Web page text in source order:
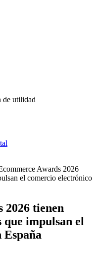
de utilidad
Awards 2026
el comercio electrónico
2026 tienen
impulsan el